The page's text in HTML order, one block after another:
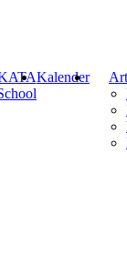
Kalender